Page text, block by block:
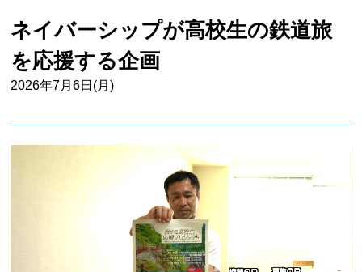
ネイバーシップが高校生の鉄道旅
を応援する企画
2026年7月6日(月)